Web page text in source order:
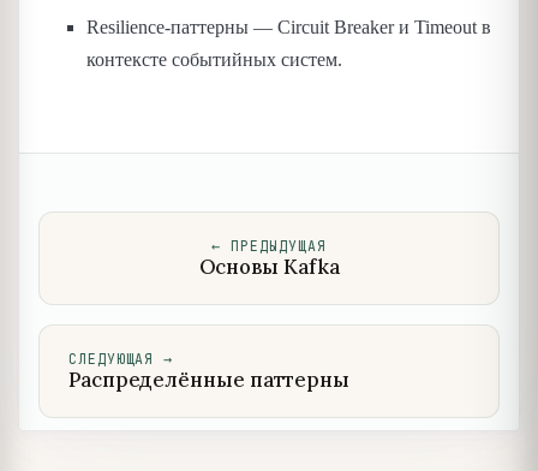
Resilience-паттерны — Circuit Breaker и Timeout в
контексте событийных систем.
← ПРЕДЫДУЩАЯ
Основы Kafka
СЛЕДУЮЩАЯ →
Распределённые паттерны